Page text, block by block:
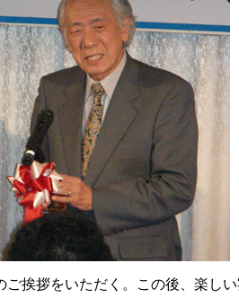
挨拶をいただく。この後、楽し